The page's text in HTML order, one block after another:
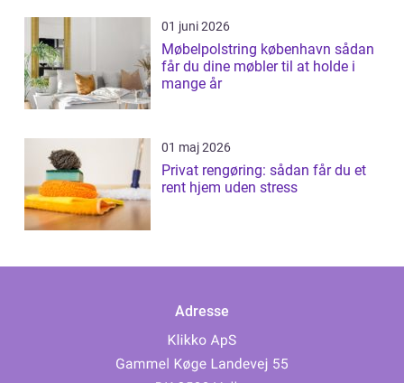
01 juni 2026
Møbelpolstring københavn sådan
får du dine møbler til at holde i
mange år
01 maj 2026
Privat rengøring: sådan får du et
rent hjem uden stress
Adresse